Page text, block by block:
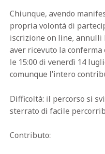
Chiunque, avendo
propria volontà di
iscrizione on line, annulli
aver ricevuto la
le 15:00 di venerdì 14
comunque l’intero
Difficoltà: il percorso si
sterrato di facile
Contributo: